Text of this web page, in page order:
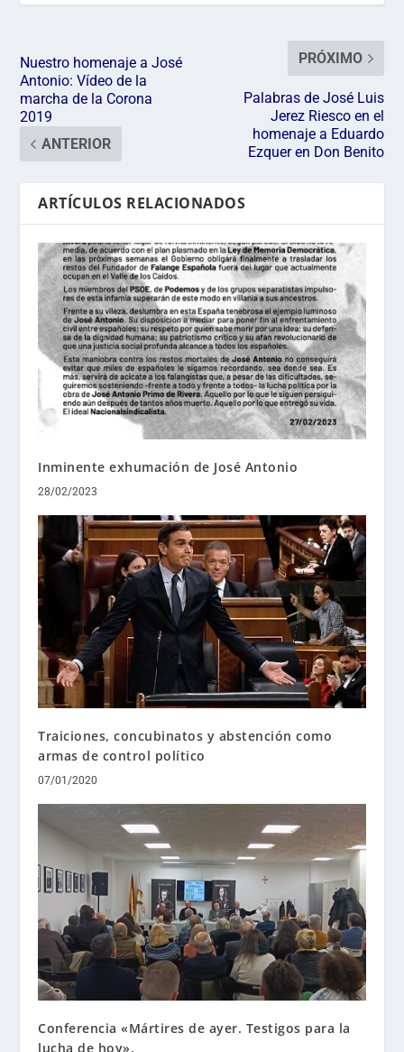
Nuestro homenaje a José
Antonio: Vídeo de la
marcha de la Corona
2019
ANTERIOR
PRÓXIMO
Palabras de José Luis
Jerez Riesco en el
homenaje a Eduardo
Ezquer en Don Benito
ARTÍCULOS RELACIONADOS
Inminente exhumación de José Antonio
28/02/2023
Traiciones, concubinatos y abstención como
armas de control político
07/01/2020
Conferencia «Mártires de ayer. Testigos para la
lucha de hoy».